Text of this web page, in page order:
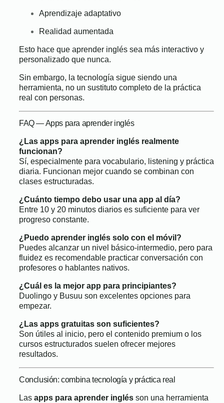
Aprendizaje adaptativo
Realidad aumentada
Esto hace que aprender inglés sea más interactivo y
personalizado que nunca.
Sin embargo, la tecnología sigue siendo una
herramienta, no un sustituto completo de la práctica
real con personas.
FAQ — Apps para aprender inglés
¿Las apps para aprender inglés realmente
funcionan?
Sí, especialmente para vocabulario, listening y práctica
diaria. Funcionan mejor cuando se combinan con
clases estructuradas.
¿Cuánto tiempo debo usar una app al día?
Entre 10 y 20 minutos diarios es suficiente para ver
progreso constante.
¿Puedo aprender inglés solo con el móvil?
Puedes alcanzar un nivel básico-intermedio, pero para
fluidez es recomendable practicar conversación con
profesores o hablantes nativos.
¿Cuál es la mejor app para principiantes?
Duolingo y Busuu son excelentes opciones para
empezar.
¿Las apps gratuitas son suficientes?
Son útiles al inicio, pero el contenido premium o los
cursos estructurados suelen ofrecer mejores
resultados.
Conclusión: combina tecnología y práctica real
Las apps para aprender inglés son una herramienta